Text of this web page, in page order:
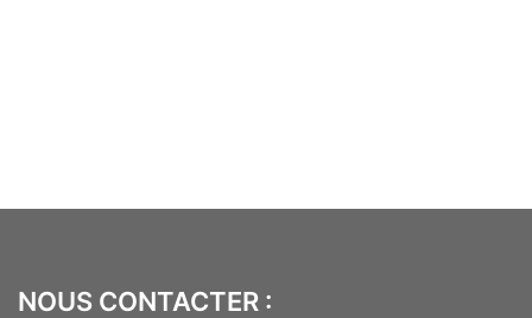
NOUS CONTACTER :